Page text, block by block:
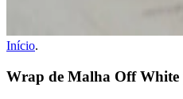
Início.
Wrap de Malha Off White